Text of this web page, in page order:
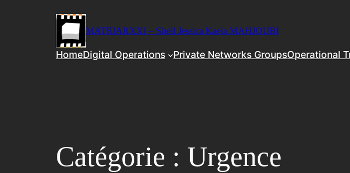
MATRIARXXI – Shell Jessica Kaela MAHJOUBI
HomeDigital Operations Private Networks GroupsOperational
Catégorie : Urgence